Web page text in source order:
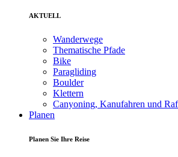
AKTUELL
Wanderwege
Thematische Pfade
Bike
Paragliding
Boulder
Klettern
Canyoning, Kanufahren und
Planen
Planen Sie Ihre Reise